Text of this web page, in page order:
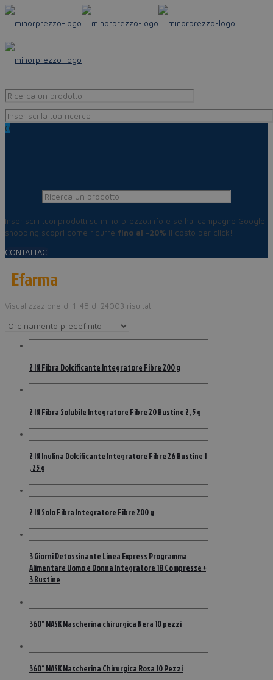
0
Inserisci i tuoi prodotti su minorprezzo.info e se hai campagne Google
shopping scopri come ridurre fino al -20% il costo per click!
CONTATTACI
Efarma
Visualizzazione di 1-48 di 24003 risultati
2 IN Fibra Dolcificante Integratore Fibre 200 g
2 IN Fibra Solubile Integratore Fibre 20 Bustine 2, 5 g
2 IN Inulina Dolcificante Integratore Fibre 26 Bustine 1
, 25 g
2 IN Solo Fibra Integratore Fibre 200 g
3 Giorni Detossinante Linea Express Programma
Alimentare Uomo e Donna Integratore 18 Compresse +
3 Bustine
360° MASK Mascherina chirurgica Nera 10 pezzi
360° MASK Mascherina Chirurgica Rosa 10 Pezzi